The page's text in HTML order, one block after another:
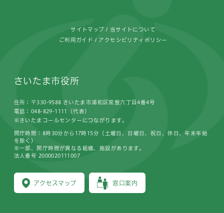
サイトマップ 当サイトについて
ご利用ガイド アクセシビリティポリシー
さいたま市役所
住所：〒330-9588 さいたま市浦和区常盤六丁目4番4号
電話：048-829-1111（代表）
※さいたまコールセンターにつながります。
アクセスマップ 窓口案内
開庁時間：8時30分から17時15分（土曜日、日曜日、祝日、休日、年末年始
を除く）
※一部、開庁時間が異なる組織、施設があります。
法人番号 2000020111007